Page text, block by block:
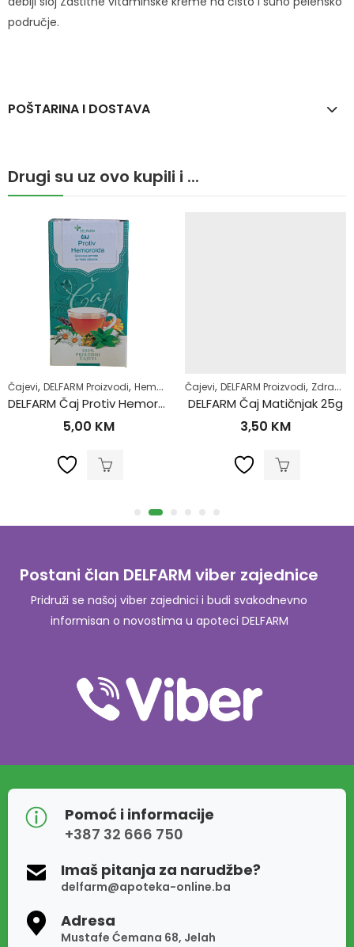
područje.
POŠTARINA I DOSTAVA
Drugi su uz ovo kupili i ...
,Zdrav život
Čajevi, DELFARM Proizvodi, Hemoroidi ,Samoliječenje, Zdrav život
DELFARM Čaj Protiv Hemoroida 50g
5,00 KM
Čajevi, DELFARM Proizvodi, Zdrav život
DELFARM Čaj Matičnjak 25g
3,50 KM
Postani član DELFARM viber zajednice
Pridruži se našoj viber zajednici i budi svakodnevno
informisan o novostima u apoteci DELFARM
Pomoć i informacije
+387 32 666 750
Imaš pitanja za narudžbe?
delfarm@apoteka-online.ba
Adresa
Mustafe Ćemana 68, Jelah